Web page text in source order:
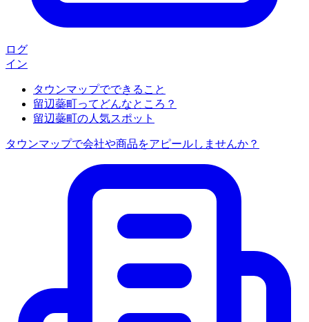
ログ
イン
タウンマップでできること
留辺蘂町ってどんなところ？
留辺蘂町の人気スポット
タウンマップで会社や商品をアピールしませんか？